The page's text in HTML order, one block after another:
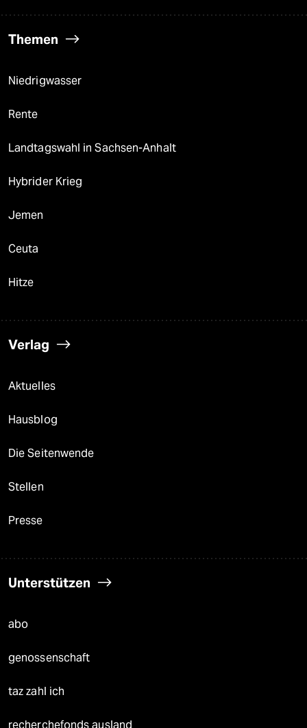
Themen
Niedrigwasser
Rente
Landtagswahl in Sachsen-Anhalt
Hybrider Krieg
Jemen
Ceuta
Hitze
Verlag
Aktuelles
Hausblog
Die Seitenwende
Stellen
Presse
Unterstützen
abo
genossenschaft
taz zahl ich
recherchefonds ausland